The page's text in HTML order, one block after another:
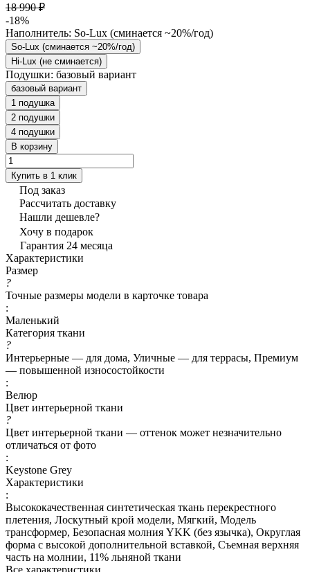
18 990 ₽
-18%
Наполнитель: So-Lux (cминается ~20%/год)
So-Lux (cминается ~20%/год)
Hi-Lux (не сминается)
Подушки: базовый вариант
базовый вариант
1 подушка
2 подушки
4 подушки
В корзину
Купить в 1 клик
Под заказ
Рассчитать доставку
Нашли дешевле?
Хочу в подарок
Гарантия 24 месяца
Характеристики
Размер
?
Точные размеры модели в карточке товара
:
Маленький
Категория ткани
?
Интерьерные — для дома, Уличные — для террасы, Премиум
— повышенной износостойкости
:
Велюр
Цвет интерьерной ткани
?
Цвет интерьерной ткани — оттенок может незначительно
отличаться от фото
:
Keystone Grey
Характеристики
:
Высококачественная синтетическая ткань перекрестного
плетения, Лоскутный крой модели, Мягкий, Модель
трансформер, Безопасная молния YKK (без язычка), Округлая
форма с высокой дополнительной вставкой, Съемная верхняя
часть на молнии, 11% льняной ткани
Все характеристики